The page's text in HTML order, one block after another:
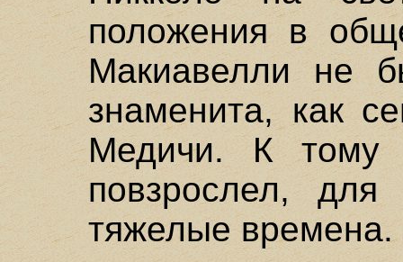
положения в
Макиавелли не
знаменита, как
Медичи. К тому
повзрослел, для
тяжелые времена.